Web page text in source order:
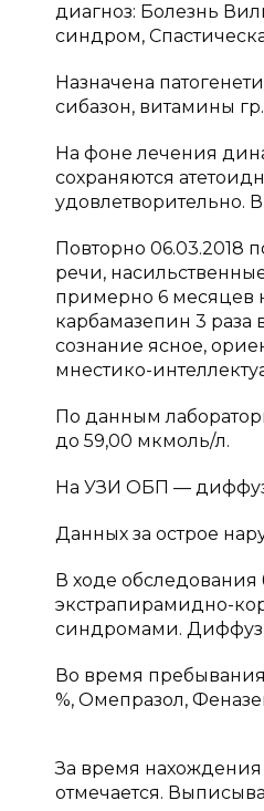
диагноз: Болезнь
синдром,
Назначена
сибазон, витамины
На фоне лечения
сохраняются
удовлетворительно.
Повторно 06.03.2018
речи,
примерно 6 месяцев
карбамазепин 3 раза
сознание ясное,
мнестико-
По данным
до 59,00 мкмоль/л.
На УЗИ ОБП —
Данных за острое
В ходе
экстрапирамидно-
синдромами.
Во время пребывания
%, Омепразол,
За время
отмечается.